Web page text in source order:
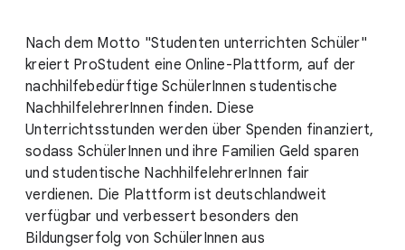
Nach dem Motto "Studenten unterrichten Schüler"
kreiert ProStudent eine Online-Plattform, auf der
nachhilfebedürftige SchülerInnen studentische
NachhilfelehrerInnen finden. Diese
Unterrichtsstunden werden über Spenden finanziert,
sodass SchülerInnen und ihre Familien Geld sparen
und studentische NachhilfelehrerInnen fair
verdienen. Die Plattform ist deutschlandweit
verfügbar und verbessert besonders den
Bildungserfolg von SchülerInnen aus